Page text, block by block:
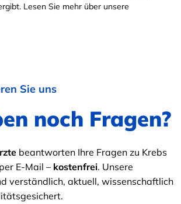
Lesen Sie mehr über unsere
Sie uns
noch Fragen?
beantworten Ihre Fragen zu Krebs
E-Mail – kostenfrei. Unsere
verständlich, aktuell, wissenschaftlich